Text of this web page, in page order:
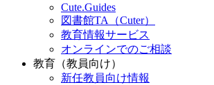
Cute.Guides
図書館TA（Cuter）
教育情報サービス
オンラインでのご相談
教育（教員向け）
新任教員向け情報